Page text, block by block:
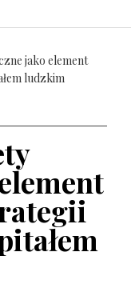
jako element
ludzkim